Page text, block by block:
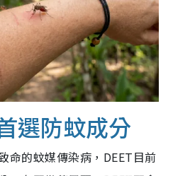
選防蚊成分
命的蚊媒傳染病，DEET目前